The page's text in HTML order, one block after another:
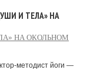
И ТЕЛА» НА
НА ОКОЛЬНОМ
методист йоги —